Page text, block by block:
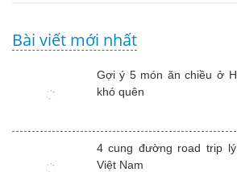
Bài viết mới nhất
Gợi ý 5 món ăn chiều ở
khó quên
4 cung đường road trip
Việt Nam